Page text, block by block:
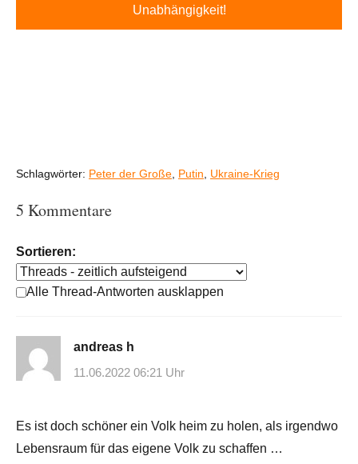
Unabhängigkeit!
Schlagwörter: Peter der Große, Putin, Ukraine-Krieg
5 Kommentare
Sortieren:
Alle Thread-Antworten ausklappen
andreas h
11.06.2022 06:21 Uhr
Es ist doch schöner ein Volk heim zu holen, als irgendwo
Lebensraum für das eigene Volk zu schaffen …